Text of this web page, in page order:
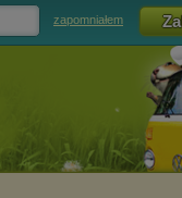
zapomniałem